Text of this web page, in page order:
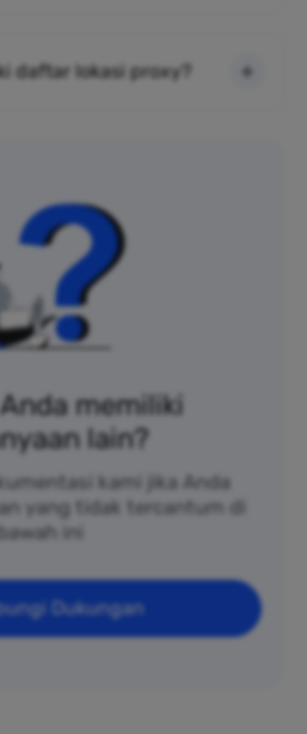
daftar lokasi proxy?
memiliki
lain?
kami jika Anda
yang tidak tercantum di
bawah ini
Dukungan